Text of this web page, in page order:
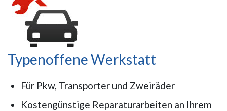
Typenoffene Werkstatt
Für Pkw, Transporter und Zweiräder
Kostengünstige Reparaturarbeiten an Ihrem